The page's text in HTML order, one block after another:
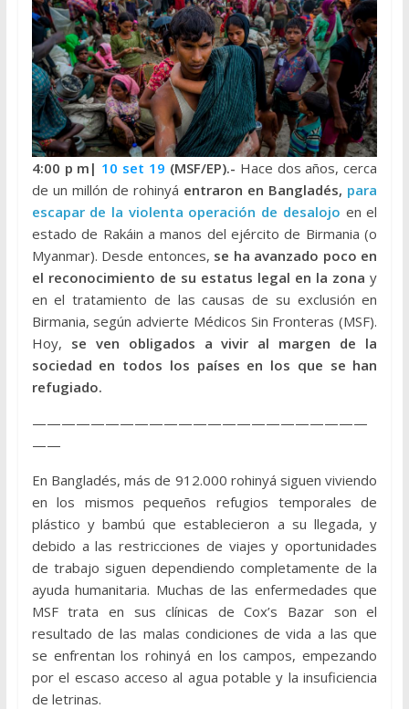
4:00 p m| 10 set 19 (MSF/EP).- Hace dos años, cerca
de un millón de rohinyá entraron en Bangladés, para
escapar de la violenta operación de desalojo en el
estado de Rakáin a manos del ejército de Birmania (o
Myanmar). Desde entonces, se ha avanzado poco en
el reconocimiento de su estatus legal en la zona y
en el tratamiento de las causas de su exclusión en
Birmania, según advierte Médicos Sin Fronteras (MSF).
Hoy, se ven obligados a vivir al margen de la
sociedad en todos los países en los que se han
refugiado.
———————————————————————
——
En Bangladés, más de 912.000 rohinyá siguen viviendo
en los mismos pequeños refugios temporales de
plástico y bambú que establecieron a su llegada, y
debido a las restricciones de viajes y oportunidades
de trabajo siguen dependiendo completamente de la
ayuda humanitaria. Muchas de las enfermedades que
MSF trata en sus clínicas de Cox’s Bazar son el
resultado de las malas condiciones de vida a las que
se enfrentan los rohinyá en los campos, empezando
por el escaso acceso al agua potable y la insuficiencia
de letrinas.